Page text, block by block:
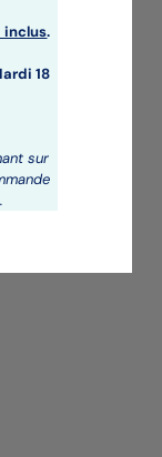
inclus.
18
sur